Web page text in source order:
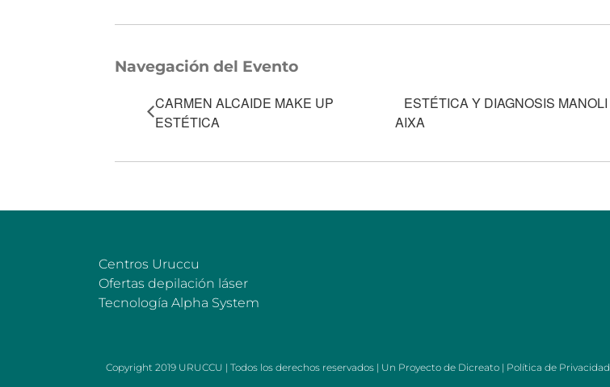
Navegación del Evento
CARMEN ALCAIDE MAKE UP
ESTÉTICA
ESTÉTICA Y DIAGNOSIS MANOLI
AIXA
Centros Uruccu
Ofertas depilación láser
Tecnología Alpha System
Copyright 2019 URUCCU | Todos los derechos reservados | Un Proyecto de Dicreato | Política de Privacidad